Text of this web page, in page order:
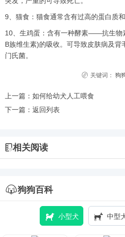
9、猫食：猫食通常含有过高的蛋白质
10、生鸡蛋：含有一种酵素——抗生物
B族维生素)的吸收。可导致皮肤病及
门氏菌。
关键词： 狗
上一篇： 如何给幼犬人工喂食
下一篇： 返回列表
相关阅读
狗狗百科
小型犬 中型